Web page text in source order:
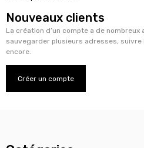
Nouveaux clients
La création d’un compte a de
sauvegarder plusieurs adresses, suivre
encore.
Créer un compte